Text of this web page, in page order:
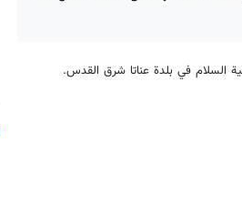
السلام في بلدة عناتا شرق القدس.